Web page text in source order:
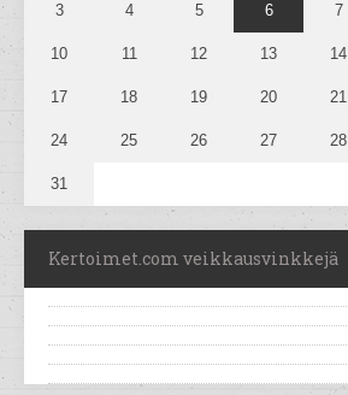
3 4 5 6 7
10 11 12 13 14
17 18 19 20 21
24 25 26 27 28
31
Kertoimet.com veikkausvinkkejä